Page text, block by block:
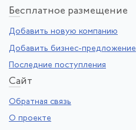
Бесплатное размещение
Добавить новую компанию
Добавить бизнес-предложение
Последние поступления
Сайт
Обратная связь
О проекте